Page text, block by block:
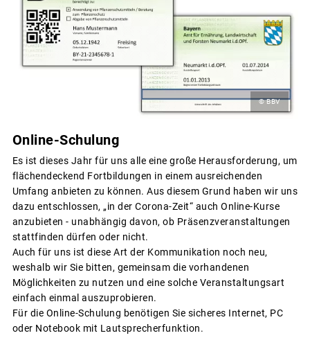
© BBV
Online-Schulung
Es ist dieses Jahr für uns alle eine große Herausforderung, um
flächendeckend Fortbildungen in einem ausreichenden
Umfang anbieten zu können. Aus diesem Grund haben wir uns
dazu entschlossen, „in der Corona-Zeit“ auch Online-Kurse
anzubieten - unabhängig davon, ob Präsenzveranstaltungen
stattfinden dürfen oder nicht.
Auch für uns ist diese Art der Kommunikation noch neu,
weshalb wir Sie bitten, gemeinsam die vorhandenen
Möglichkeiten zu nutzen und eine solche Veranstaltungsart
einfach einmal auszuprobieren.
Für die Online-Schulung benötigen Sie sicheres Internet, PC
oder Notebook mit Lautsprecherfunktion.